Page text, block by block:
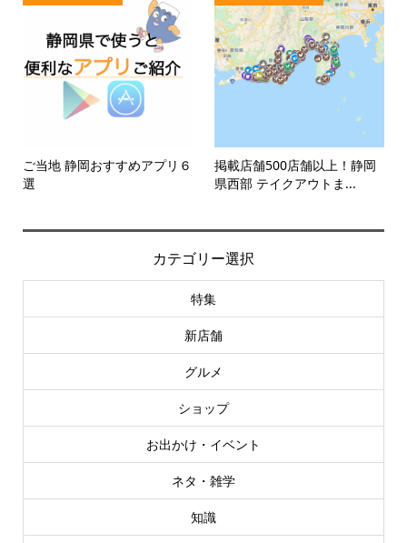
ご当地 静岡おすすめアプリ６
選
掲載店舗500店舗以上！静岡
県西部 テイクアウトま...
カテゴリー選択
特集
新店舗
グルメ
ショップ
お出かけ・イベント
ネタ・雑学
知識